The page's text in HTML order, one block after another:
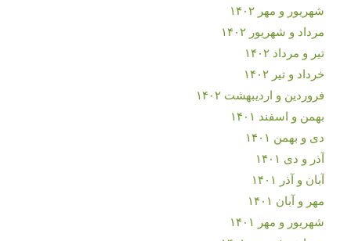
شهریور و مهر ۱۴۰۲
مرداد و شهریور ۱۴۰۲
تیر و مرداد ۱۴۰۲
خرداد و تیر ۱۴۰۲
فروردین و اردیبهشت ۱۴۰۲
بهمن و اسفند ۱۴۰۱
دی و بهمن ۱۴۰۱
آذر و دی ۱۴۰۱
آبان و آذر ۱۴۰۱
مهر و آبان ۱۴۰۱
شهریور و مهر ۱۴۰۱